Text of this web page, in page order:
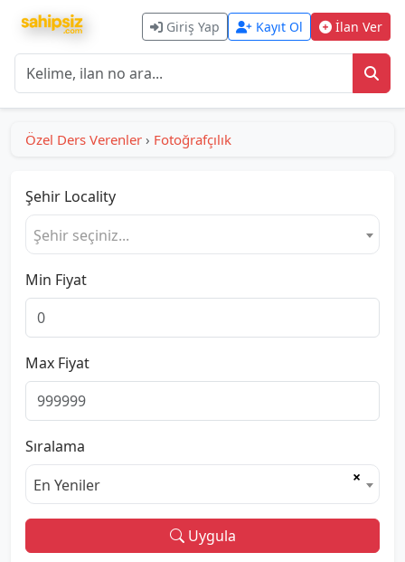
Giriş Yap Kayıt Ol İlan Ver
Özel Ders Verenler › Fotoğrafçılık
Şehir Locality
Şehir seçiniz...
Min Fiyat
Max Fiyat
Sıralama
×
En Yeniler
Uygula